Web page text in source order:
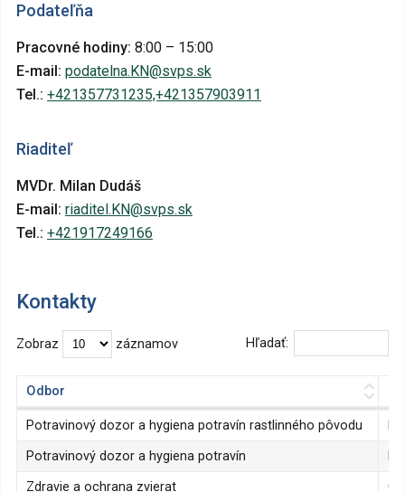
Podateľňa
Pracovné hodiny: 8:00 – 15:00
E-mail: podatelna.KN@svps.sk
Tel.: +421357731235,+421357903911
Riaditeľ
MVDr. Milan Dudáš
E-mail: riaditel.KN@svps.sk
Tel.: +421917249166
Kontakty
Zobraz záznamov Hľadať:
Odbor
Odbor
Potravinový dozor a hygiena potravín rastlinného pôvodu
Potravinový dozor a hygiena potravín
Zdravie a ochrana zvierat